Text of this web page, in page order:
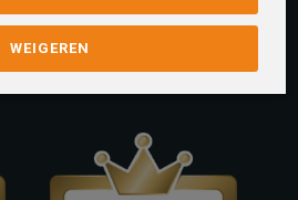
WEIGEREN